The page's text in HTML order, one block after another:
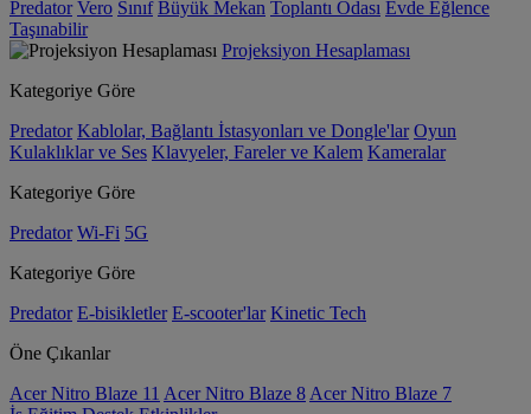
Predator Vero Sınıf Büyük Mekan Toplantı Odası Evde Eğlence
Taşınabilir
Projeksiyon Hesaplaması
Kategoriye Göre
Predator Kablolar, Bağlantı İstasyonları ve Dongle'lar Oyun
Kulaklıklar ve Ses Klavyeler, Fareler ve Kalem Kameralar
Kategoriye Göre
Predator Wi-Fi 5G
Kategoriye Göre
Predator E-bisikletler E-scooter'lar Kinetic Tech
Öne Çıkanlar
Acer Nitro Blaze 11 Acer Nitro Blaze 8 Acer Nitro Blaze 7